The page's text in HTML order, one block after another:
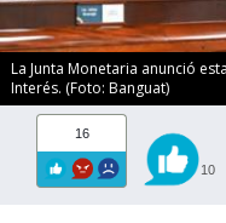
La Junta Monetaria anunció
Interés. (Foto: Banguat)
16
10